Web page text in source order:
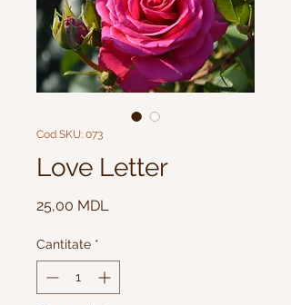
Cod SKU: 073
Love Letter
25,00 MDL
Cantitate *